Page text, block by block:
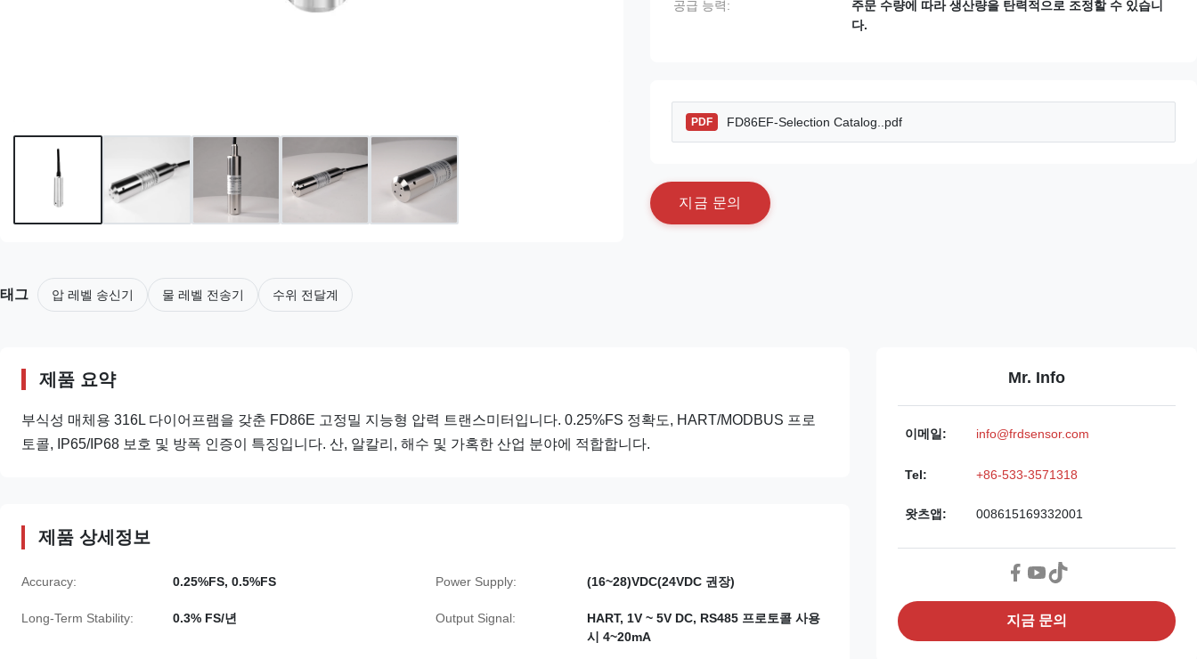
공급 능력:
주문 수량에 따라 생산량을 탄력적으로 조정할 수 있습니
다.
PDF FD86EF-Selection Catalog..pdf
지 금 문의
태그 압 레벨 송신기 물 레벨 전송기 수위 전달계
제품 요약
부식성 매체용 316L 다이어프램을 갖춘 FD86E 고정밀 지능형 압력 트랜스미터입니다. 0.25%FS 정확도, HART/MODBUS 프로
토콜, IP65/IP68 보호 및 방폭 인증이 특징입니다. 산, 알칼리, 해수 및 가혹한 산업 분야에 적합합니다.
제품 상세정보
Accuracy: 0.25%FS, 0.5%FS Power Supply: (16~28)VDC(24VDC 권장)
Long-Term Stability: 0.3% FS/년 Output Signal:
HART, 1V ~ 5V DC, RS485 프로토콜 사용
시 4~20mA
Mr. Info
이메일: info@frdsensor.com
Tel: +86-533-3571318
왓츠앱: 008615169332001
지금 문의